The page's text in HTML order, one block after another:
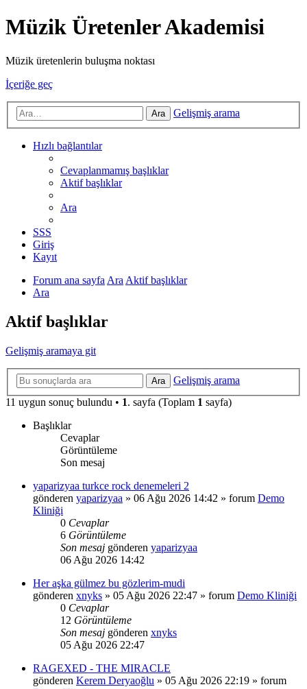
Müzik Üretenler Akademisi
Müzik üretenlerin buluşma noktası
İçeriğe geç
Ara Gelişmiş arama
Hızlı bağlantılar
Cevaplanmamış başlıklar
Aktif başlıklar
Ara
SSS
Giriş
Kayıt
Forum ana sayfaAraAktif başlıklar
Ara
Aktif başlıklar
Gelişmiş aramaya git
Ara
Gelişmiş arama
11 uygun sonuç bulundu • 1. sayfa (Toplam 1 sayfa)
Başlıklar
Cevaplar
Görüntüleme
Son mesaj
yaparizyaa turkce rock denemeleri 2
gönderen yaparizyaa » 06 Ağu 2026 14:42 » forum Demo
Kliniği
0 Cevaplar
6 Görüntüleme
Son mesaj gönderen yaparizyaa
06 Ağu 2026 14:42
Her aşka gülmez bu gözlerim-mudi
gönderen xnyks » 05 Ağu 2026 22:47 » forum Demo Kliniği
0 Cevaplar
12 Görüntüleme
Son mesaj gönderen xnyks
05 Ağu 2026 22:47
RAGEXED - THE MIRACLE
gönderen Kerem Deryaoğlu » 05 Ağu 2026 22:19 » forum